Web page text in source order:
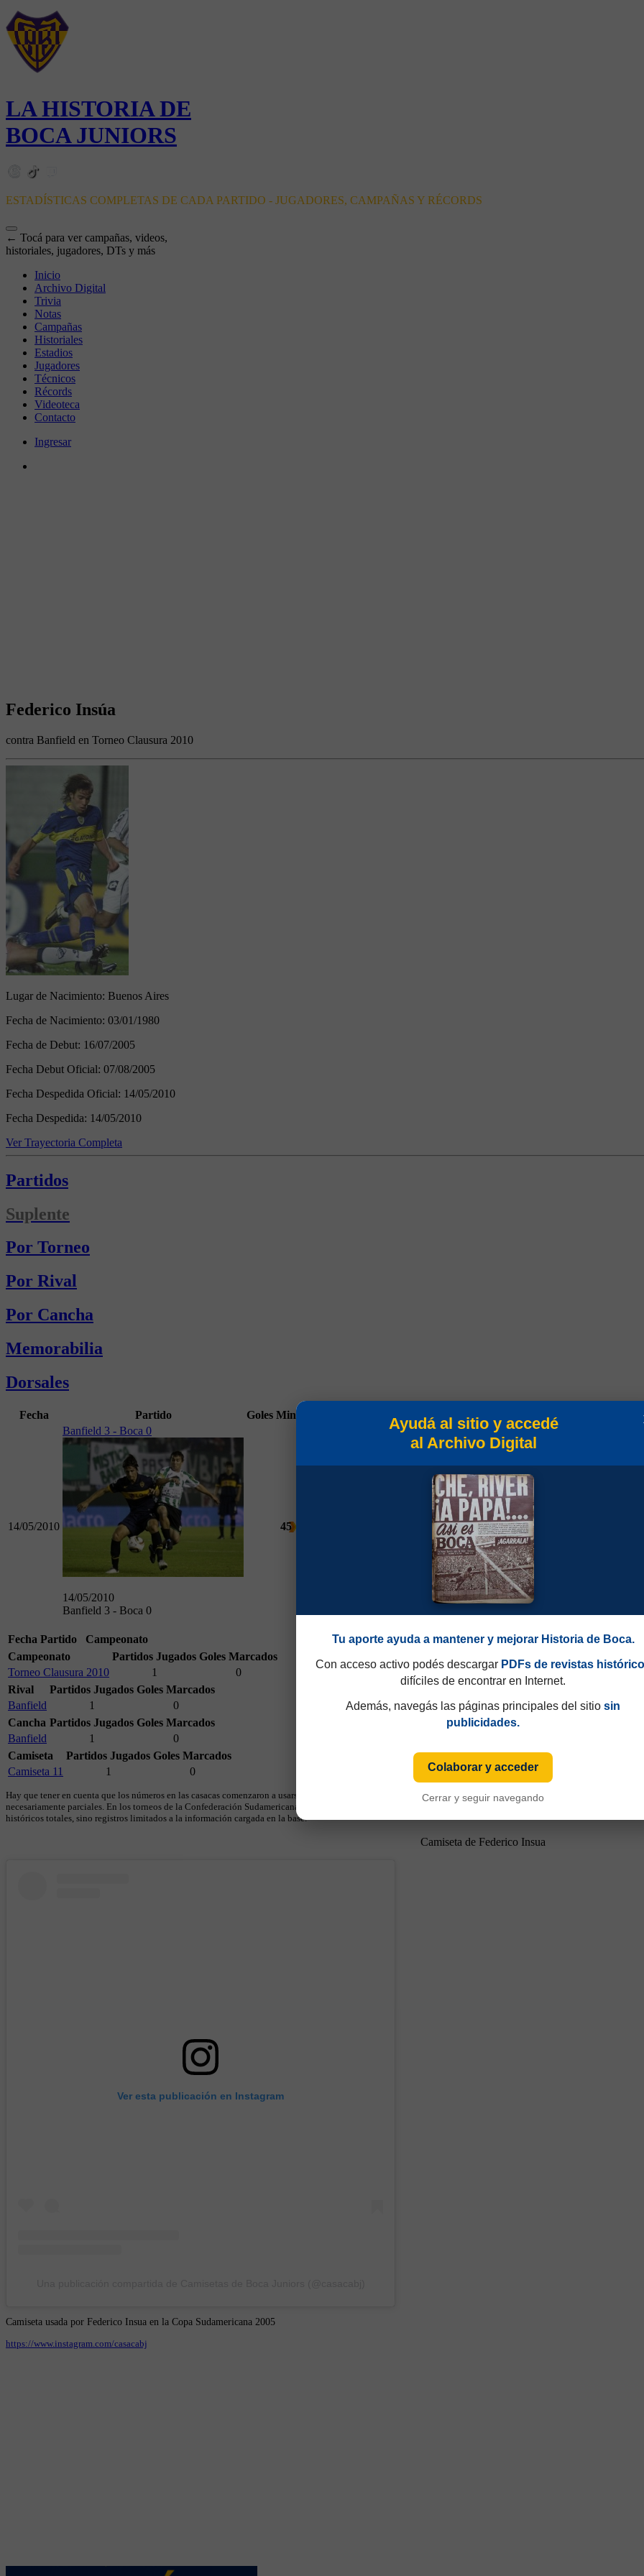
LA HISTORIA DE
BOCA JUNIORS
ESTADÍSTICAS COMPLETAS DE CADA PARTIDO - JUGADORES, CAMPAÑAS Y RÉCORDS
← Tocá para ver campañas, videos,
historiales, jugadores, DTs y más
Inicio
Archivo Digital
Trivia
Notas
Campañas
Historiales
Estadios
Jugadores
Técnicos
Récords
Videoteca
Contacto
Ingresar
Federico Insúa
contra Banfield en Torneo Clausura 2010
Lugar de Nacimiento: Buenos Aires
Fecha de Nacimiento: 03/01/1980
Fecha de Debut: 16/07/2005
Fecha Debut Oficial: 07/08/2005
Fecha Despedida Oficial: 14/05/2010
Fecha Despedida: 14/05/2010
Ver Trayectoria Completa
Partidos
Suplente
Por Torneo
Por Rival
Por Cancha
Memorabilia
Dorsales
Fecha Partido Goles Min
14/05/2010
Banfield 3 - Boca 0
14/05/2010
Banfield 3 - Boca 0
45
Fecha Partido
Campeonato
Campeonato
Partidos Jugados Goles Marcados
Torneo Clausura 2010
1
0
Rival
Partidos Jugados Goles Marcados
Banfield
1
0
Cancha Partidos Jugados Goles Marcados
Banfield
1
0
Camiseta
Partidos Jugados Goles Marcados
Camiseta 11
1 0
Hay que tener en cuenta que los números en las casacas comenzaron a usarse en 1949 y que hasta 1997 eran consecutivos, no fijos. Esa información aparecía sólo
necesariamente parciales. En los torneos de la Confederación Sudamericana se utiliza numeración fija desde sus primeras ediciones y, cuando ese dato está
históricos totales, sino registros limitados a la información cargada en la base.
Camiseta de Federico Insua
Ver esta publicación en Instagram
Camiseta usada por Federico Insua en la Copa Sudamericana 2005
https://www.instagram.com/casacabj
Ayudá al sitio y accedé
al Archivo Digital
Tu aporte ayuda a mantener y mejorar Historia de Boca.
Con acceso activo podés descargar PDFs de revistas
difíciles de encontrar en Internet.
Además, navegás las páginas principales del sitio sin
publicidades.
Colaborar y acceder
Cerrar y seguir navegando